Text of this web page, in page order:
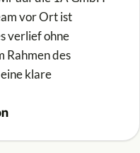
vor Ort ist
verlief ohne
Rahmen des
klare